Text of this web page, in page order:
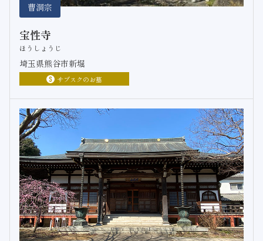
曹洞宗
宝性寺
ほうしょうじ
埼玉県熊谷市新堀
サブスクのお墓